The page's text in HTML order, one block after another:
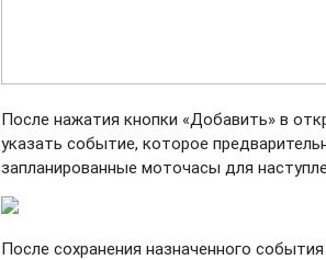
После нажатия кнопки «Добавить» в
указать событие, которое
запланированные моточасы для
После сохранения назначенного